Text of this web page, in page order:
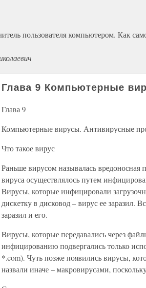
пользователя компьютером. Как
Глава 9 Компьютерные
Глава 9
Компьютерные вирусы. Антивирусные
Что такое вирус
Раньше вирусом называлась
вируса осуществлялось путем
Вирусы, которые инфицировали
дискетку в дисковод – вирус ее заразил.
заразил и его.
Вирусы, которые передавались через
инфицированию подвергались только
*.com). Чуть позже появились вирусы,
назвали иначе – макровирусами,